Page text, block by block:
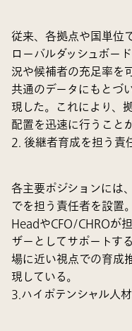
従来、各拠点や国単位
ローバルダッシュボー
況や候補者の充足率を
共通のデータにもとづ
現した。これにより、
配置を迅速に行うこと
2. 後継者育成を担う責
各主要ポジションには
でを担う責任者を設置
HeadやCFO/CHROが
ザーとしてサポートす
場に近い視点での育成
現している。
3.ハイポテンシャル人